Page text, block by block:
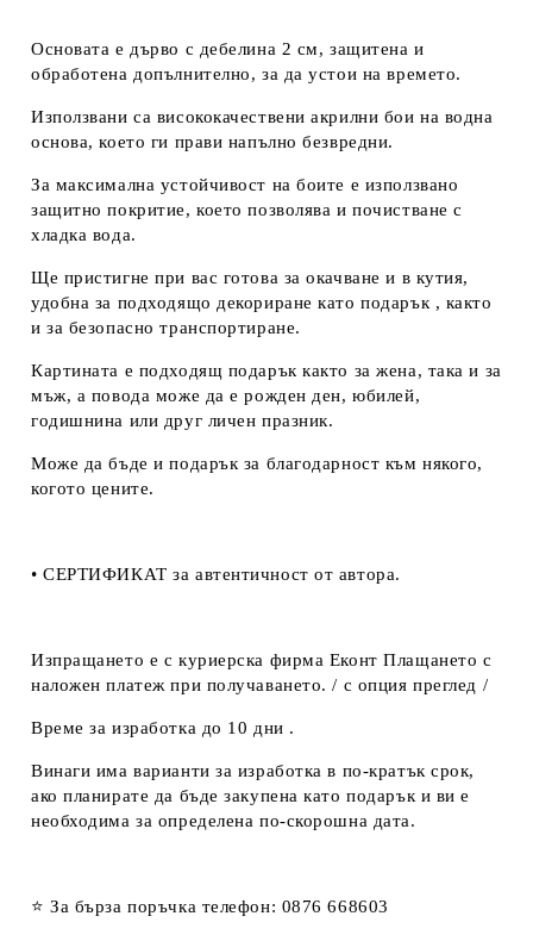
Основата е дърво с дебелина 2 см, защитена и
обработена допълнително, за да устои на времето.
Използвани са висококачествени акрилни бои на водна
основа, което ги прави напълно безвредни.
За максимална устойчивост на боите е използвано
защитно покритие, което позволява и почистване с
хладка вода.
Ще пристигне при вас готова за окачване и в кутия,
удобна за подходящо декориране като подарък , както
и за безопасно транспортиране.
Картината е подходящ подарък както за жена, така и за
мъж, а повода може да е рожден ден, юбилей,
годишнина или друг личен празник.
Може да бъде и подарък за благодарност към някого,
когото цените.
• СЕРТИФИКАТ за автентичност от автора.
Изпращането е с куриерска фирма Еконт Плащането с
наложен платеж при получаването. / с опция преглед /
Време за изработка до 10 дни .
Винаги има варианти за изработка в по-кратък срок,
ако планирате да бъде закупена като подарък и ви е
необходима за определена по-скорошна дата.
⭐ За бърза поръчка телефон: 0876 668603